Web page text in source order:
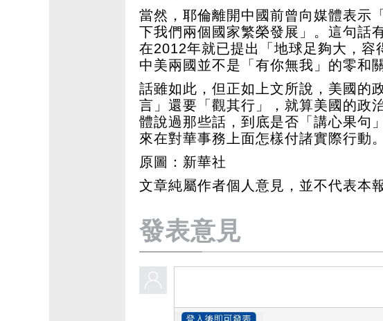
當然，耶倫離開中國前曾向媒體表示
下我們兩個國家繁榮發展」。這句話
在2012年就已提出「地球足夠大，容
中美兩國並不是「有你無我」的零和關
話雖如此，但正如上文所說，美國的
言」還要「觀其行」，就算美國的政
體說過那些話，到底是否「講心果句
來在對華事務上面怎樣付諸實際行動。
原圖：新華社
文章純屬作者個人意見，並不代表本
發表意見